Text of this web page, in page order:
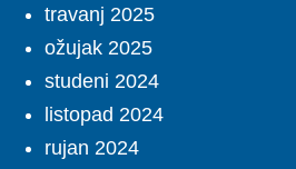
travanj 2025
ožujak 2025
studeni 2024
listopad 2024
rujan 2024